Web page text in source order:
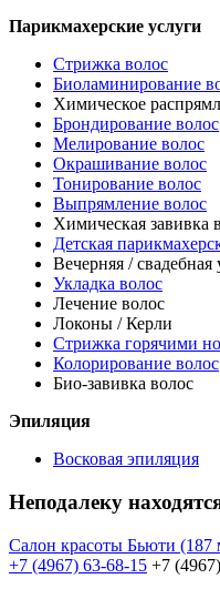
Парикмахерские услуги
Стрижка волос
Биоламинирование
Химическое
Брондирование волос
Мелирование волос
Окрашивание волос
Тонирование волос
Выпрямление волос
Химическая завивка
Детская
Вечерняя / свадебная
Укладка волос
Лечение волос
Локоны / Керли
Стрижка горячими
Колорирование волос
Био-завивка волос
Эпиляция
Восковая эпиляция
Неподалеку
Салон красоты Бьюти (187
+7 (4967) 63-68-15 +7